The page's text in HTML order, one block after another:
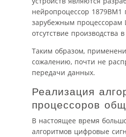
нейропроцессор 1879ВМ1
зарубежным процессорам
отсутствие производства
Таким образом,
сожалению, почти не
передачи данных.
Реализация
процессоров
В настоящее время
алгоритмов цифровые